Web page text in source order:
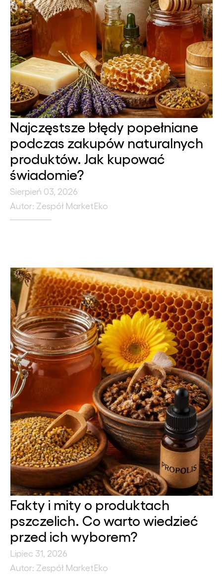
Najczęstsze błędy popełniane
podczas zakupów naturalnych
produktów. Jak kupować
świadomie?
Sierpień 03, 2026
Autor: Zespół MarketEko
Fakty i mity o produktach
pszczelich. Co warto wiedzieć
przed ich wyborem?
Lipiec 31, 2026
Autor: Zespół MarketEko